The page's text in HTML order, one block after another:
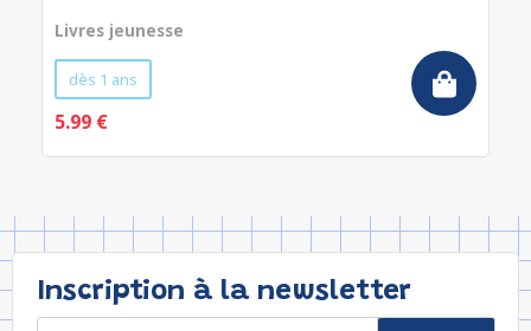
Livres jeunesse
dès 1 ans
5.99 €
Inscription à la newsletter